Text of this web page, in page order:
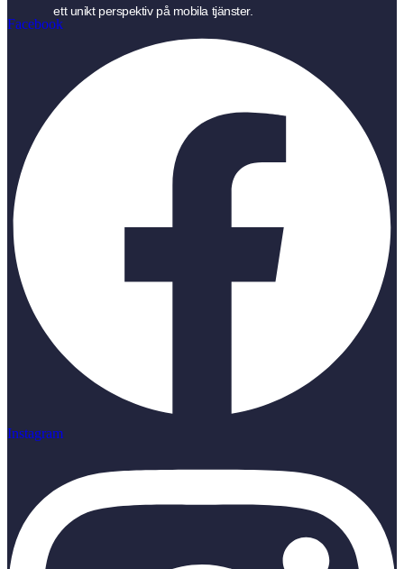
ett unikt perspektiv på mobila tjänster.
Facebook
Instagram